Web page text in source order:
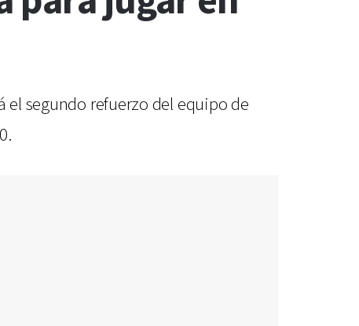
el segundo refuerzo del equipo de